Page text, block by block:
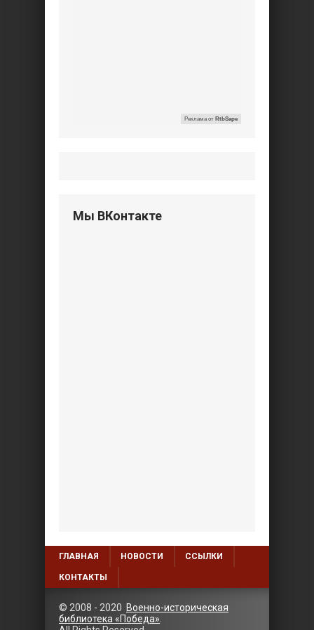
Реклама от RtbSape
Мы ВКонтакте
ГЛАВНАЯ НОВОСТИ ССЫЛКИ
КОНТАКТЫ
© 2008 - 2020 Военно-историческая
библиотека «Победа»